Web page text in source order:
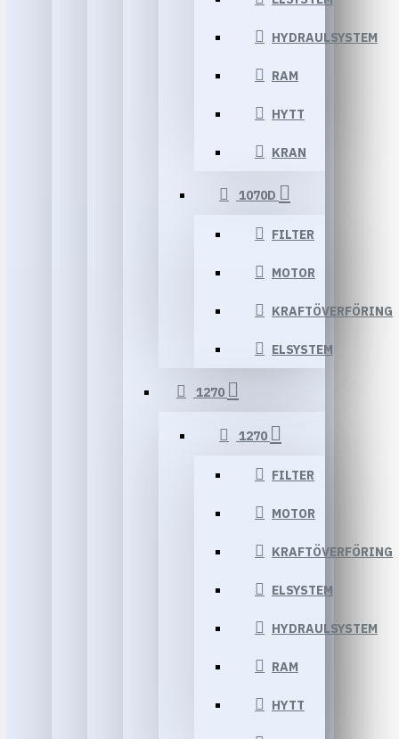
HYDRAULSYSTEM
RAM
HYTT
KRAN
1070D
FILTER
MOTOR
KRAFTÖVERFÖRING
ELSYSTEM
1270
1270
FILTER
MOTOR
KRAFTÖVERFÖRING
ELSYSTEM
HYDRAULSYSTEM
RAM
HYTT